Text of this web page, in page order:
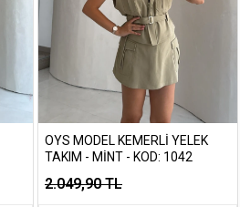
OYS MODEL KEMERLI YELEK
TAKIM - MINT - KOD: 1042
2.049,90 TL